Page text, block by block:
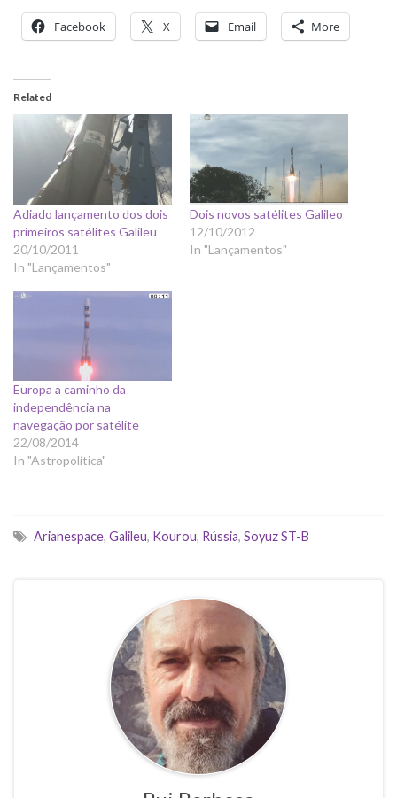
Facebook X Email More
Related
Adiado lançamento dos dois
primeiros satélites Galileu
20/10/2011
In "Lançamentos"
Dois novos satélites Galileo
12/10/2012
In "Lançamentos"
Europa a caminho da
independência na
navegação por satélite
22/08/2014
In "Astropolítica"
Arianespace, Galileu, Kourou, Rússia, Soyuz ST-B